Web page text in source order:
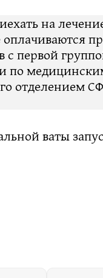
на
с первой
по
отделением
ваты